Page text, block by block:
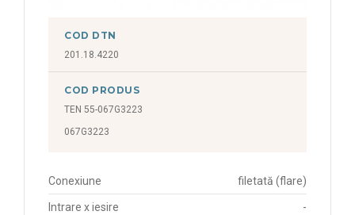
COD DTN
201.18.4220
COD PRODUS
TEN 55-067G3223
067G3223
Conexiune filetată (flare)
Intrare x iesire -